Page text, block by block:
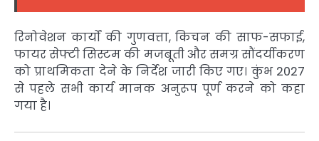
रिनोवेशन कार्यों की गुणवत्ता, किचन की साफ-सफाई,
फायर सेफ्टी सिस्टम की मजबूती और समग्र सौंदर्यीकरण
को प्राथमिकता देने के निर्देश जारी किए गए। कुंभ 2027
से पहले सभी कार्य मानक अनुरूप पूर्ण करने को कहा
गया है।